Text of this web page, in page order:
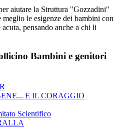
aiutare la Struttura "Gozzadini"
le esigenze dei bambini con
pensando anche a chi li
Bambini e genitori
E IL CORAGGIO
Scientifico